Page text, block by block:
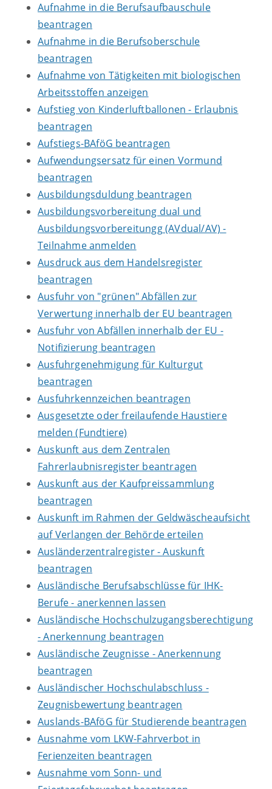
Aufnahme in die Berufsaufbauschule
beantragen
Aufnahme in die Berufsoberschule
beantragen
Aufnahme von Tätigkeiten mit biologischen
Arbeitsstoffen anzeigen
Aufstieg von Kinderluftballonen - Erlaubnis
beantragen
Aufstiegs-BAföG beantragen
Aufwendungsersatz für einen Vormund
beantragen
Ausbildungsduldung beantragen
Ausbildungsvorbereitung dual und
Ausbildungsvorbereitungg (AVdual/AV) -
Teilnahme anmelden
Ausdruck aus dem Handelsregister
beantragen
Ausfuhr von "grünen" Abfällen zur
Verwertung innerhalb der EU beantragen
Ausfuhr von Abfällen innerhalb der EU -
Notifizierung beantragen
Ausfuhrgenehmigung für Kulturgut
beantragen
Ausfuhrkennzeichen beantragen
Ausgesetzte oder freilaufende Haustiere
melden (Fundtiere)
Auskunft aus dem Zentralen
Fahrerlaubnisregister beantragen
Auskunft aus der Kaufpreissammlung
beantragen
Auskunft im Rahmen der Geldwäscheaufsicht
auf Verlangen der Behörde erteilen
Ausländerzentralregister - Auskunft
beantragen
Ausländische Berufsabschlüsse für IHK-
Berufe - anerkennen lassen
Ausländische Hochschulzugangsberechtigung
- Anerkennung beantragen
Ausländische Zeugnisse - Anerkennung
beantragen
Ausländischer Hochschulabschluss -
Zeugnisbewertung beantragen
Auslands-BAföG für Studierende beantragen
Ausnahme vom LKW-Fahrverbot in
Ferienzeiten beantragen
Ausnahme vom Sonn- und